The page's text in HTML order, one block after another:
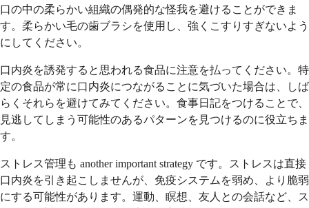
口の中の柔らかい組織の偶発的な怪我を避けることができま
す。柔らかい毛の歯ブラシを使用し、強くこすりすぎないよう
にしてください。
口内炎を誘発すると思われる食品に注意を払ってください。特
定の食品が常に口内炎につながることに気づいた場合は、しば
らくそれらを避けてみてください。食事日記をつけることで、
見逃してしまう可能性のあるパターンを見つけるのに役立ちま
す。
ストレス管理も another important strategy です。ストレスは直接
口内炎を引き起こしませんが、免疫システムを弱め、より脆弱
にする可能性があります。運動、瞑想、友人との会話など、ス